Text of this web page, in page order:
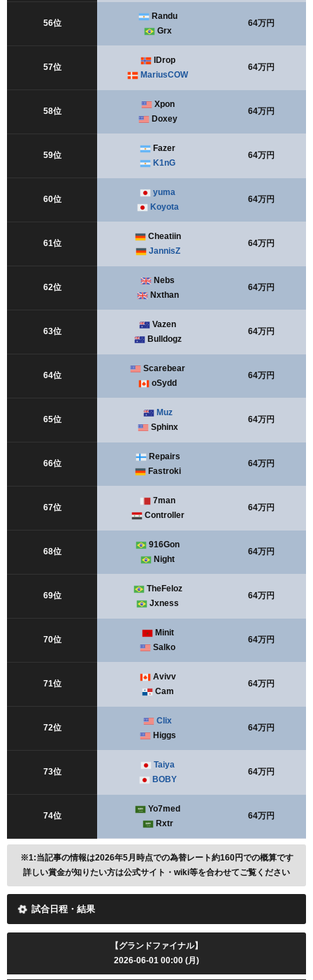
56位
Randu
Grx
64万円
57位
IDrop
MariusCOW
64万円
58位
Xpon
Doxey
64万円
59位
Fazer
K1nG
64万円
60位
yuma
Koyota
64万円
61位
Cheatiin
JannisZ
64万円
62位
Nebs
Nxthan
64万円
63位
Vazen
Bulldogz
64万円
64位
Scarebear
oSydd
64万円
65位
Muz
Sphinx
64万円
66位
Repairs
Fastroki
64万円
67位
7man
Controller
64万円
68位
916Gon
Night
64万円
69位
TheFeloz
Jxness
64万円
70位
Minit
Salko
64万円
71位
Avivv
Cam
64万円
72位
Clix
Higgs
64万円
73位
Taiya
BOBY
64万円
74位
Yo7med
Rxtr
64万円
※1:当記事の情報は2026年5月時点での為替レート約160円での概算です
詳しい賞金が知りたい方は公式サイト・wiki等を合わせてご覧ください
試合日程・結果
【グランドファイナル】
2026-06-01 00:00 (月)